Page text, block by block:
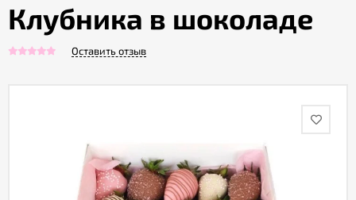
Гарантии
Клубника в шоколаде
Оставить отзыв